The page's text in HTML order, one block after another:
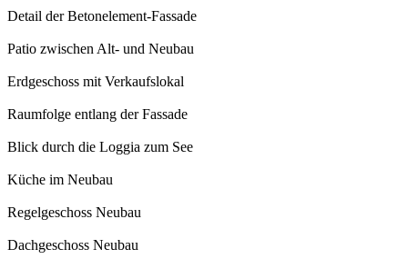
Detail der Betonelement-Fassade
Patio zwischen Alt- und Neubau
Erdgeschoss mit Verkaufslokal
Raumfolge entlang der Fassade
Blick durch die Loggia zum See
Küche im Neubau
Regelgeschoss Neubau
Dachgeschoss Neubau